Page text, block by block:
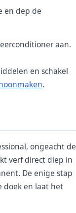
en dep de
aan.
en schakel
.
ongeacht de
verf direct diep in
De enige stap
doek en laat het